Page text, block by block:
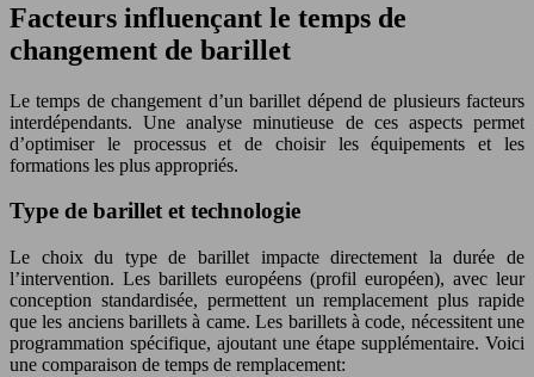
Facteurs influençant le temps de
changement de barillet
Le temps de changement d’un barillet dépend de plusieurs facteurs
interdépendants. Une analyse minutieuse de ces aspects permet
d’optimiser le processus et de choisir les équipements et les
formations les plus appropriés.
Type de barillet et technologie
Le choix du type de barillet impacte directement la durée de
l’intervention. Les barillets européens (profil européen), avec leur
conception standardisée, permettent un remplacement plus rapide
que les anciens barillets à came. Les barillets à code, nécessitent une
programmation spécifique, ajoutant une étape supplémentaire. Voici
une comparaison de temps de remplacement: